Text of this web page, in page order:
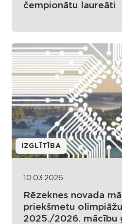
čempionātu laureāti
IZGLĪTĪBA
10.03.2026
Rēzeknes novada
priekšmetu
2025./2026. mācību